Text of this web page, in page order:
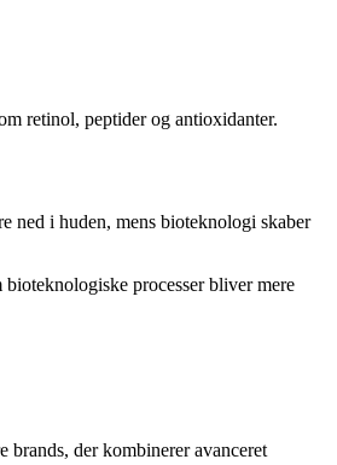
retinol, peptider og antioxidanter.
ned i huden, mens bioteknologi skaber
bioteknologiske processer bliver mere
der kombinerer avanceret